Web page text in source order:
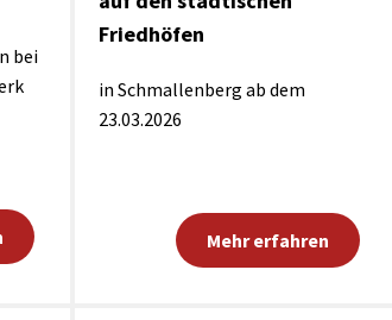
bei
Friedhöfen
in Schmallenberg ab dem
23.03.2026
Mehr erfahren